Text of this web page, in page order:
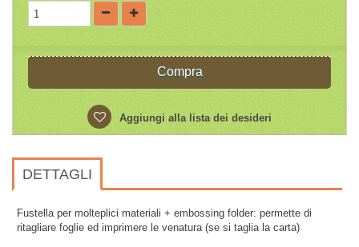
Compra
Aggiungi alla lista dei desideri
DETTAGLI
Fustella per molteplici materiali + embossing folder: permette di
ritagliare foglie ed imprimere le venatura (se si taglia la carta)